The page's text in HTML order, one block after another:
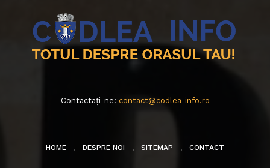
Contactați-ne: contact@codlea-info.ro
HOME DESPRE NOI SITEMAP CONTACT